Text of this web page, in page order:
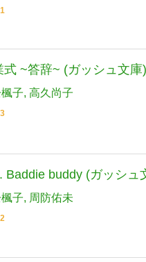
式 ~答辞~ (ガッシュ文庫)
子 高久尚子
Baddie buddy (ガッシュ
子 周防佑未